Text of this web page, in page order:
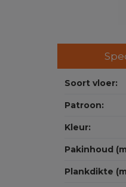
Soort vloer:
Patroon:
Kleur:
Pakinhoud
Plankdikte